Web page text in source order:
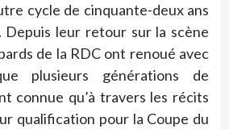
cycle de cinquante-deux ans
Depuis leur retour sur la scène
de la RDC ont renoué avec
plusieurs générations de
connue qu’à travers les récits
qualification pour la Coupe du